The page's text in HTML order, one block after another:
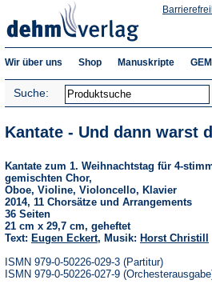
Wir über uns Shop Manuskripte
Suche:
Kantate - Und dann warst
Kantate zum 1. Weihnachtstag für 4-
gemischten Chor,
Oboe, Violine, Violoncello, Klavier
2014, 11 Chorsätze und Arrangements
36 Seiten
21 cm x 29,7 cm, geheftet
Text: Eugen Eckert, Musik: Horst Christill
ISMN 979-0-50226-029-3 (Partitur)
ISMN 979-0-50226-027-9